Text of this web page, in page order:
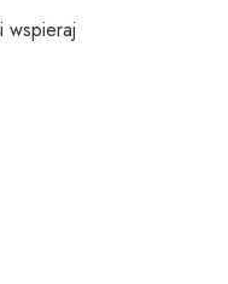
wspieraj